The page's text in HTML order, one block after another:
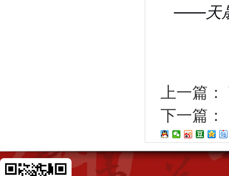
——天
上一篇：
下一篇：